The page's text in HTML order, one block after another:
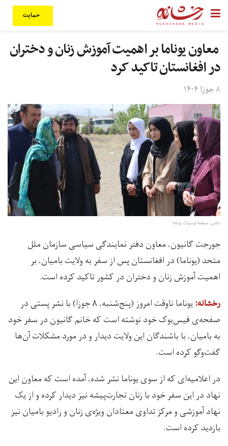
حمایت
معاون یوناما بر اهمیت آموزش زنان و دختران
در افغانستان تاکید کرد
۸ جوزا ۱۴۰۴
عکس: صفحه فیسبوک یوناما
جورجت گانیون، معاون دفتر نمایندگی سیاسی سازمان ملل
متحد (یوناما) در افغانستان پس از سفر به ولایت بامیان، بر
اهمیت آموزش زنان و دختران در کشور تاکید کرده است.
رخشانه:
یوناما ناوقت امروز (پنج‌شنبه، ۸ جوزا) با نشر پستی در
صفحه‌ی فیس‌بوک خود نوشته است که خانم گانیون در سفر خود
به بامیان، با باشندگان این ولایت دیدار و در مورد مشکلات آن‌ها
گفت‌وگو کرده است.
در اعلامیه‌ای که از سوی یوناما نشر شده، آمده است که معاون این
نهاد در این سفر خود با زنان تجارت‌پیشه نیز دیدار کرده و از یک
نهاد آموزشی و مرکز تداوی معتادان ویژه‌ی زنان و رادیو بامیان نیز
بازدید کرده است.